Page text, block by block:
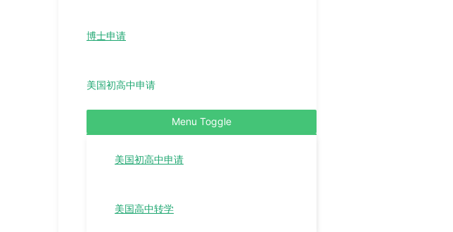
博士申请
美国初高中申请
Menu Toggle
美国初高中申请
美国高中转学